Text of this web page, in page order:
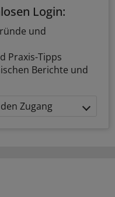
Login:
und
Praxis-Tipps
Berichte und
Zugang